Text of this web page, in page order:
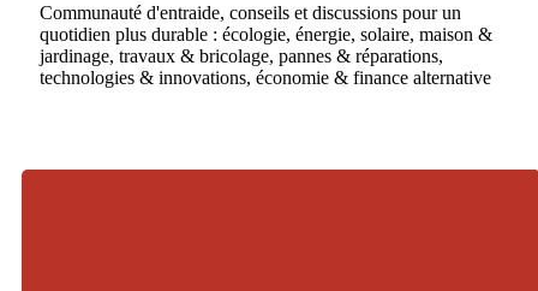
Communauté d'entraide, conseils et discussions pour un
quotidien plus durable : écologie, énergie, solaire, maison &
jardinage, travaux & bricolage, pannes & réparations,
technologies & innovations, économie & finance alternative